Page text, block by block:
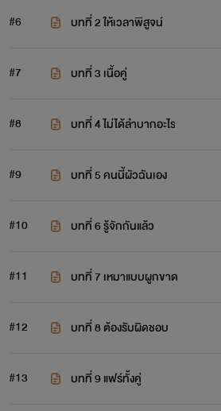
#6 บทที่ 2 ให้เวลาพิสูจน์
#7 บทที่ 3 เนื้อคู่
#8 บทที่ 4 ไม่ได้ลำบากอะไร
#9 บทที่ 5 คนนี้ผัวฉันเอง
#10 บทที่ 6 รู้จักกันแล้ว
#11 บทที่ 7 เหมาแบบผูกขาด
#12 บทที่ 8 ต้องรับผิดชอบ
#13 บทที่ 9 แฟร์ทั้งคู่